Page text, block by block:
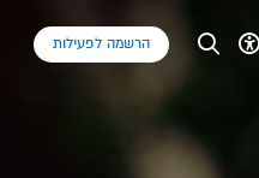
הרשמה לפעילות